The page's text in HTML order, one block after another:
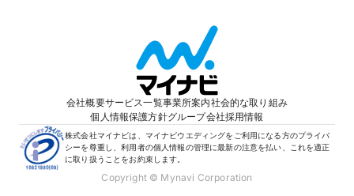
会社概要サービス一覧事業所案内社会的な取り組み
個人情報保護方針グループ会社採用情報
株式会社マイナビは、マイナビウエディングをご利用になる方のプライバ
シーを尊重し、利用者の個人情報の管理に最新の注意を払い、これを適正
に取り扱うことをお約束します。
Copyright © Mynavi Corporation